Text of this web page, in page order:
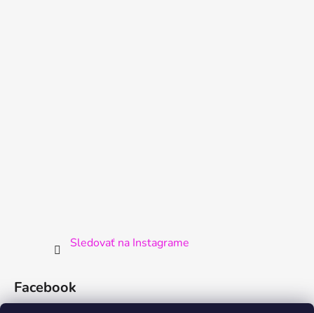
Sledovať na Instagrame
Facebook